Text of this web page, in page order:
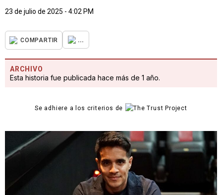
23 de julio de 2025 - 4:02 PM
COMPARTIR ...
ARCHIVO
Esta historia fue publicada hace más de 1 año.
Se adhiere a los criterios de